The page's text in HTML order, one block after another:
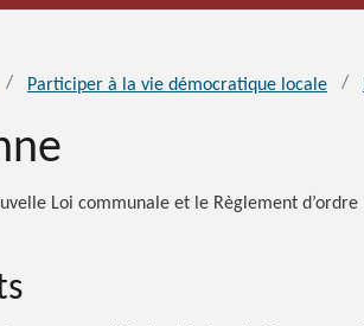
Participer à la vie démocratique locale
Loi communale et le Règlement d’ordre